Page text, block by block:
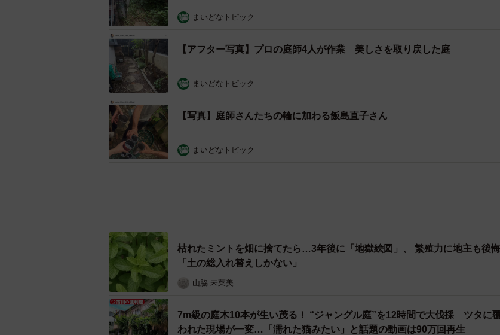
まいどなトピック
【アフター写真】プロの庭師4人が作業 美しさを取り戻した庭
まいどなトピック
【写真】庭師さんたちの輪に加わる飯島直子さん
まいどなトピック
7m級の庭木10本が生い茂る！ “ジャングル庭”を12時間で大伐採 ツタに覆
われた現場が一変…「濡れた猫みたい」と話題の動画は90万回再生
そんでなライターズ